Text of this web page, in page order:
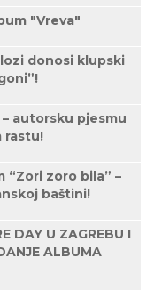
"Vreva"
donosi klupski
autorsku pjesmu
rastu!
“Zori zoro bila” –
baštini!
DAY U ZAGREBU I
ALBUMA